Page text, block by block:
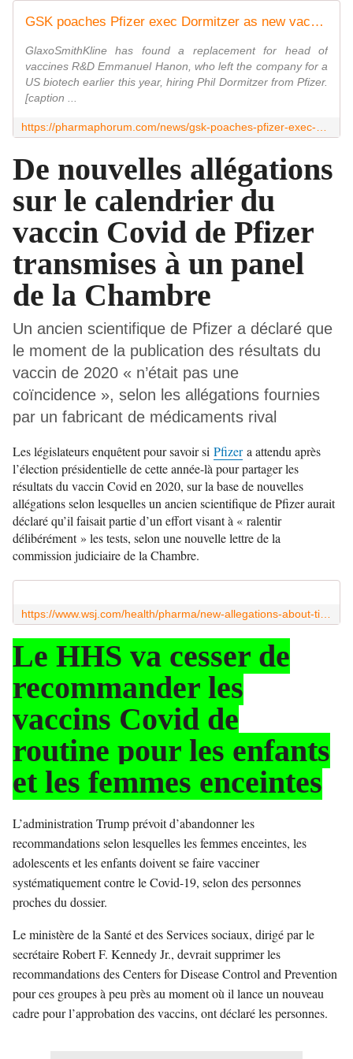
GSK poaches Pfizer exec Dormitzer as new vaccines R&D chief
GlaxoSmithKline has found a replacement for head of
vaccines R&D Emmanuel Hanon, who left the company for a
US biotech earlier this year, hiring Phil Dormitzer from Pfizer.
[caption ...
De nouvelles allégations
sur le calendrier du
vaccin Covid de Pfizer
transmises à un panel
de la Chambre
Un ancien scientifique de Pfizer a déclaré que
le moment de la publication des résultats du
vaccin de 2020 « n’était pas une
coïncidence », selon les allégations fournies
par un fabricant de médicaments rival
Les législateurs enquêtent pour savoir si Pfizer a attendu après
l’élection présidentielle de cette année-là pour partager les
résultats du vaccin Covid en 2020, sur la base de nouvelles
allégations selon lesquelles un ancien scientifique de Pfizer aurait
déclaré qu’il faisait partie d’un effort visant à « ralentir
délibérément » les tests, selon une nouvelle lettre de la
commission judiciaire de la Chambre.
Le HHS va cesser de
recommander les
vaccins Covid de
routine pour les enfants
et les femmes enceintes
L’administration Trump prévoit d’abandonner les
recommandations selon lesquelles les femmes enceintes, les
adolescents et les enfants doivent se faire vacciner
systématiquement contre le Covid-19, selon des personnes
proches du dossier.
Le ministère de la Santé et des Services sociaux, dirigé par le
secrétaire Robert F. Kennedy Jr., devrait supprimer les
recommandations des Centers for Disease Control and Prevention
pour ces groupes à peu près au moment où il lance un nouveau
cadre pour l’approbation des vaccins, ont déclaré les personnes.